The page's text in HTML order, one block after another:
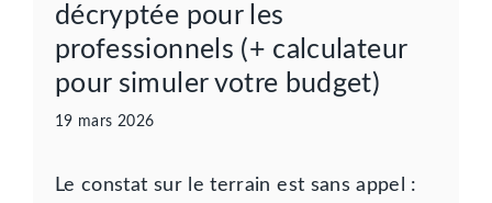
décryptée pour les
professionnels (+ calculateur
pour simuler votre budget)
19 mars 2026
Le constat sur le terrain est sans appel :